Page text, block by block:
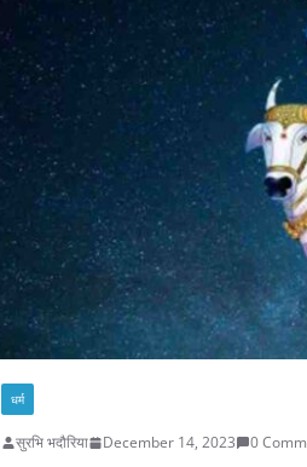
धर्म
सुरभि भदौरिया December 14, 2023 0